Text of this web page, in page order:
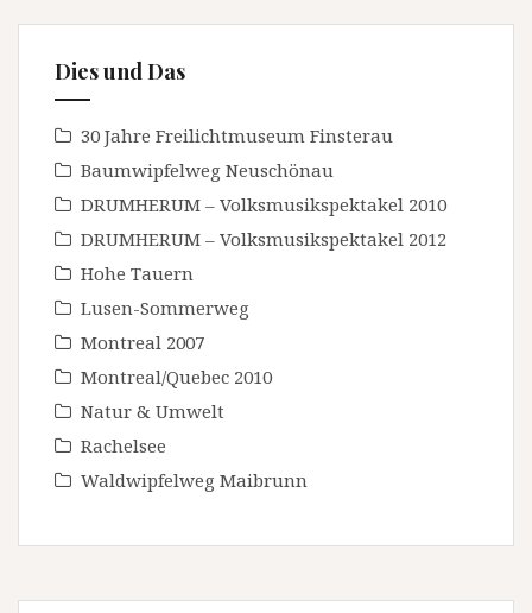
Dies und Das
30 Jahre Freilichtmuseum Finsterau
Baumwipfelweg Neuschönau
DRUMHERUM – Volksmusikspektakel 2010
DRUMHERUM – Volksmusikspektakel 2012
Hohe Tauern
Lusen-Sommerweg
Montreal 2007
Montreal/Quebec 2010
Natur & Umwelt
Rachelsee
Waldwipfelweg Maibrunn